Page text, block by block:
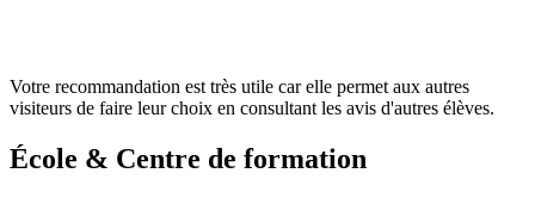
Votre recommandation est très utile car elle permet aux autres
visiteurs de faire leur choix en consultant les avis d'autres élèves.
École & Centre de formation